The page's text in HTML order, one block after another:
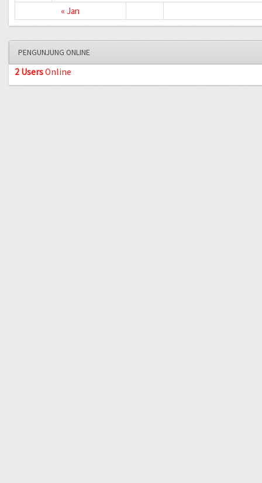
« Jan
PENGUNJUNG ONLINE
2 UsersOnline